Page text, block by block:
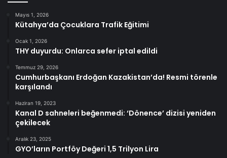
Mayıs 1, 2026
Kütahya’da Çocuklara Trafik Eğitimi
Ocak 1, 2026
THY duyurdu: Onlarca sefer iptal edildi
Temmuz 29, 2026
Cumhurbaşkanı Erdoğan Kazakistan’da! Resmi törenle
karşılandı
Haziran 19, 2023
Kanal D sahneleri beğenmedi: ‘Dönence’ dizisi yeniden
çekilecek
Aralık 23, 2025
GYO’ların Portföy Değeri 1,5 Trilyon Lira